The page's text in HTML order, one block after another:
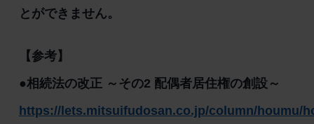
とができません。
【参考】
●相続法の改正 ～その2 配偶者居住権の創設～
https://lets.mitsuifudosan.co.jp/column/houmu/